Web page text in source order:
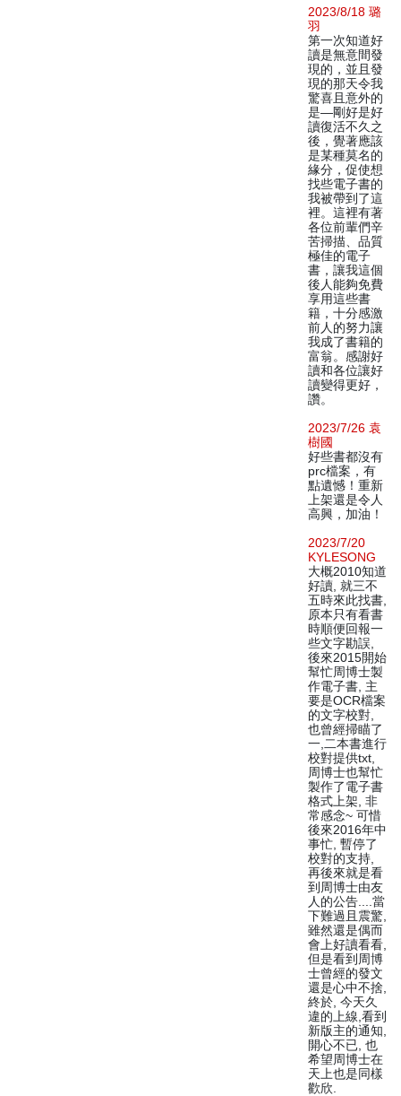
2023/8/18 璐
羽
第一次知道好
讀是無意間發
現的，並且發
現的那天令我
驚喜且意外的
是—剛好是好
讀復活不久之
後，覺著應該
是某種莫名的
緣分，促使想
找些電子書的
我被帶到了這
裡。這裡有著
各位前輩們辛
苦掃描、品質
極佳的電子
書，讓我這個
後人能夠免費
享用這些書
籍，十分感激
前人的努力讓
我成了書籍的
富翁。感謝好
讀和各位讓好
讀變得更好，
讚。
2023/7/26 袁
樹國
好些書都沒有
prc檔案，有
點遺憾！重新
上架還是令人
高興，加油！
2023/7/20
KYLESONG
大概2010知道
好讀, 就三不
五時來此找書,
原本只有看書
時順便回報一
些文字勘誤,
後來2015開始
幫忙周博士製
作電子書, 主
要是OCR檔案
的文字校對,
也曾經掃瞄了
一,二本書進行
校對提供txt,
周博士也幫忙
製作了電子書
格式上架, 非
常感念~ 可惜
後來2016年中
事忙, 暫停了
校對的支持,
再後來就是看
到周博士由友
人的公告....當
下難過且震驚,
雖然還是偶而
會上好讀看看,
但是看到周博
士曾經的發文
還是心中不捨,
終於, 今天久
違的上線,看到
新版主的通知,
開心不已, 也
希望周博士在
天上也是同樣
歡欣.